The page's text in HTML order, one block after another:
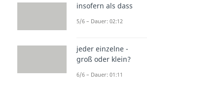
insofern als dass
5/6 – Dauer: 02:12
jeder einzelne -
groß oder klein?
6/6 – Dauer: 01:11